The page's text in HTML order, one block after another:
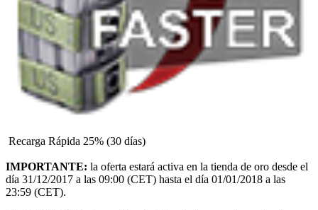
Recarga Rápida 25% (30 días)
IMPORTANTE: la oferta estará activa en la tienda de oro desde el
día 31/12/2017 a las 09:00 (CET) hasta el día 01/01/2018 a las
23:59 (CET).